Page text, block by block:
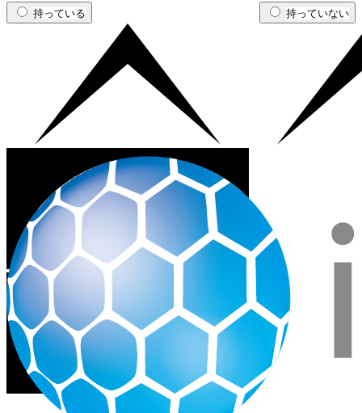
持っている 持っていない